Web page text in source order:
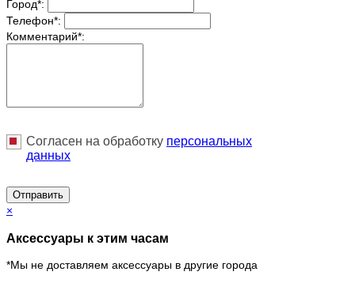
Город*:
Телефон*:
Комментарий*:
Согласен на обработку персональныx
данных
Отправить
×
Аксессуары к этим часам
*Мы не доставляем аксессуары в другие города